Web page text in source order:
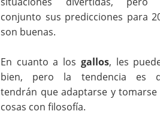
conjunto sus predicciones para
son buenas.
En cuanto a los gallos, les
bien, pero la tendencia es
tendrán que adaptarse y tomarse
cosas con filosofía.